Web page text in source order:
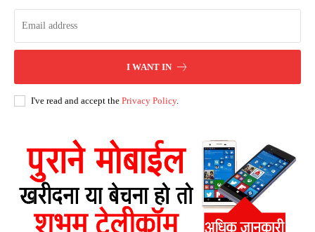
I WANT IN
I've read and accept the Privacy Policy.